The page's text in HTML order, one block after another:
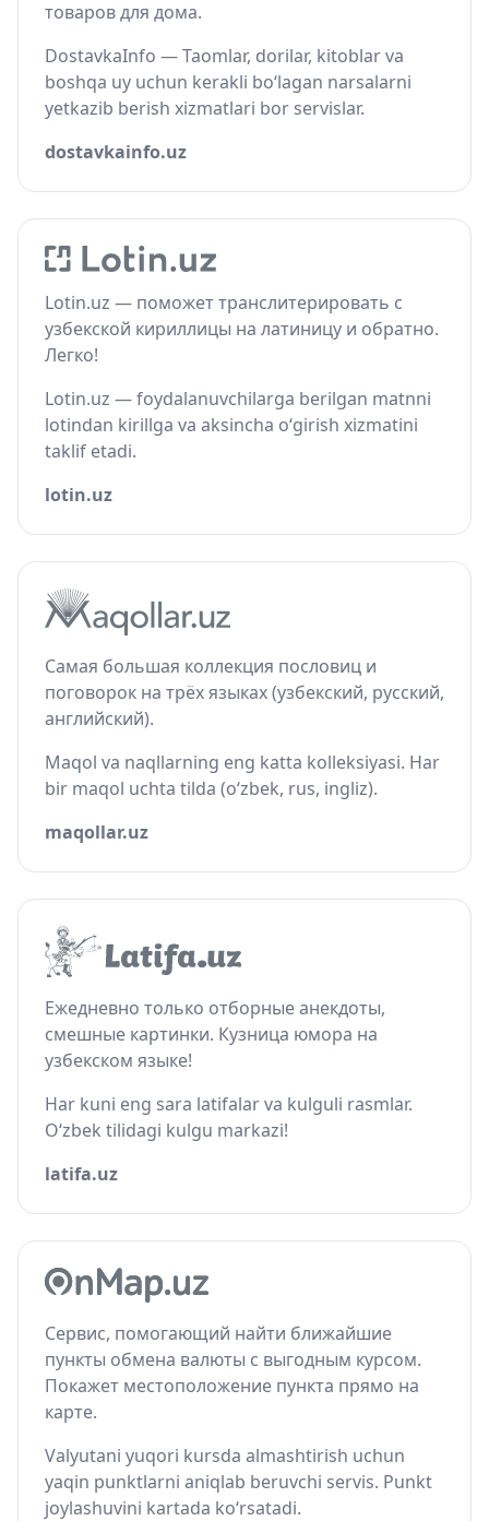
товаров для дома.
DostavkaInfo — Taomlar, dorilar, kitoblar va
boshqa uy uchun kerakli bo‘lagan narsalarni
yetkazib berish xizmatlari bor servislar.
dostavkainfo.uz
Lotin.uz — поможет транслитерировать с
узбекской кириллицы на латиницу и обратно.
Легко!
Lotin.uz — foydalanuvchilarga berilgan matnni
lotindan kirillga va aksincha o‘girish xizmatini
taklif etadi.
lotin.uz
Самая большая коллекция пословиц и
поговорок на трёх языках (узбекский, русский,
английский).
Maqol va naqllarning eng katta kolleksiyasi. Har
bir maqol uchta tilda (o‘zbek, rus, ingliz).
maqollar.uz
Ежедневно только отборные анекдоты,
смешные картинки. Кузница юмора на
узбекском языке!
Har kuni eng sara latifalar va kulguli rasmlar.
O‘zbek tilidagi kulgu markazi!
latifa.uz
Сервис, помогающий найти ближайшие
пункты обмена валюты с выгодным курсом.
Покажет местоположение пункта прямо на
карте.
Valyutani yuqori kursda almashtirish uchun
yaqin punktlarni aniqlab beruvchi servis. Punkt
joylashuvini kartada ko‘rsatadi.